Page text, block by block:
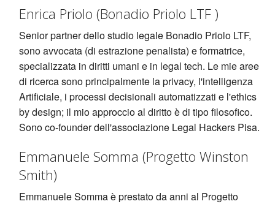
Enrica Priolo (Bonadio Priolo LTF )
Senior partner dello studio legale Bonadio Priolo LTF,
sono avvocata (di estrazione penalista) e formatrice,
specializzata in diritti umani e in legal tech. Le mie aree
di ricerca sono principalmente la privacy, l'intelligenza
Artificiale, i processi decisionali automatizzati e l'ethics
by design; il mio approccio al diritto è di tipo filosofico.
Sono co-founder dell'associazione Legal Hackers Pisa.
Emmanuele Somma (Progetto Winston
Smith)
Emmanuele Somma è prestato da anni al Progetto